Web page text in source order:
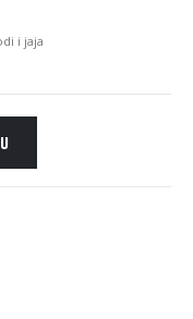
i jaja